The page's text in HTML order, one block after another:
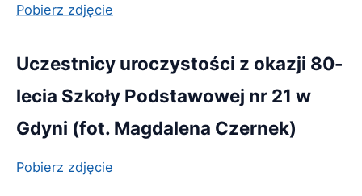
Pobierz zdjęcie
Uczestnicy uroczystości z okazji 80-
lecia Szkoły Podstawowej nr 21 w
Gdyni (fot. Magdalena Czernek)
Pobierz zdjęcie